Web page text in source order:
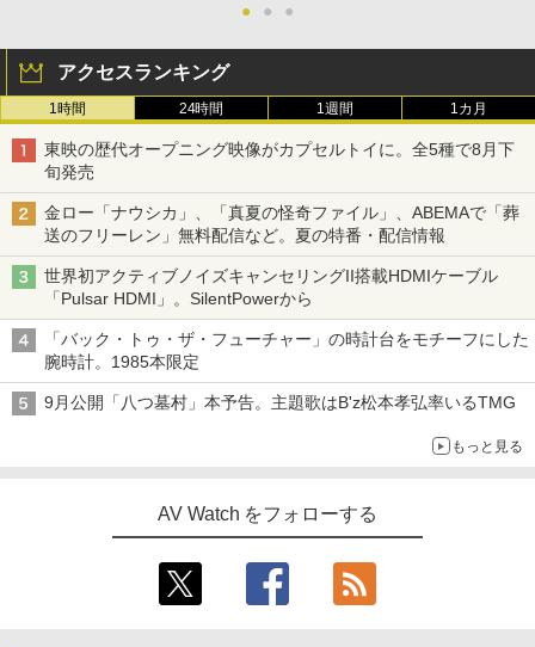
● ● ●
アクセスランキング
1時間 24時間 1週間 1カ月
東映の歴代オープニング映像がカプセルトイに。全5種で8月下
旬発売
金ロー「ナウシカ」、「真夏の怪奇ファイル」、ABEMAで「葬
送のフリーレン」無料配信など。夏の特番・配信情報
世界初アクティブノイズキャンセリングII搭載HDMIケーブル
「Pulsar HDMI」。SilentPowerから
「バック・トゥ・ザ・フューチャー」の時計台をモチーフにした
腕時計。1985本限定
9月公開「八つ墓村」本予告。主題歌はB'z松本孝弘率いるTMG
もっと見る
AV Watch をフォローする